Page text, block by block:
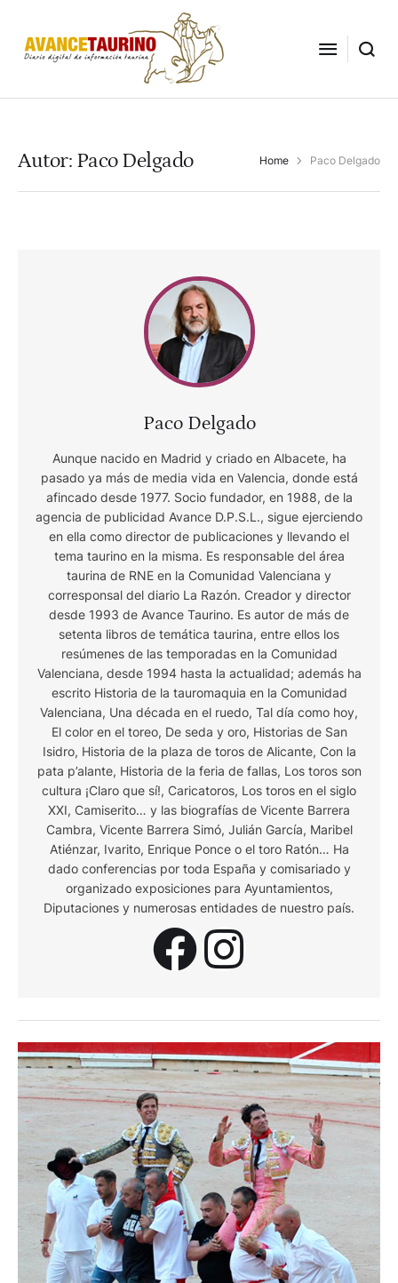
Autor: Paco Delgado Home Paco Delgado
Paco Delgado
Aunque nacido en Madrid y criado en Albacete, ha
pasado ya más de media vida en Valencia, donde está
afincado desde 1977. Socio fundador, en 1988, de la
agencia de publicidad Avance D.P.S.L., sigue ejerciendo
en ella como director de publicaciones y llevando el
tema taurino en la misma. Es responsable del área
taurina de RNE en la Comunidad Valenciana y
corresponsal del diario La Razón. Creador y director
desde 1993 de Avance Taurino. Es autor de más de
setenta libros de temática taurina, entre ellos los
resúmenes de las temporadas en la Comunidad
Valenciana, desde 1994 hasta la actualidad; además ha
escrito Historia de la tauromaquia en la Comunidad
Valenciana, Una década en el ruedo, Tal día como hoy,
El color en el toreo, De seda y oro, Historias de San
Isidro, Historia de la plaza de toros de Alicante, Con la
pata p’alante, Historia de la feria de fallas, Los toros son
cultura ¡Claro que sí!, Caricatoros, Los toros en el siglo
XXI, Camiserito… y las biografías de Vicente Barrera
Cambra, Vicente Barrera Simó, Julián García, Maribel
Atiénzar, Ivarito, Enrique Ponce o el toro Ratón… Ha
dado conferencias por toda España y comisariado y
organizado exposiciones para Ayuntamientos,
Diputaciones y numerosas entidades de nuestro país.